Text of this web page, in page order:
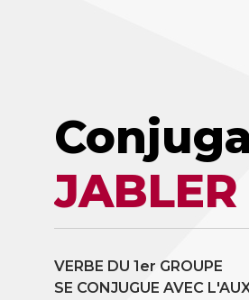
JABLER
VERBE DU 1er GROUPE
SE CONJUGUE AVEC